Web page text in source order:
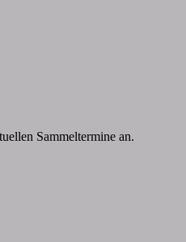
Sammeltermine an.